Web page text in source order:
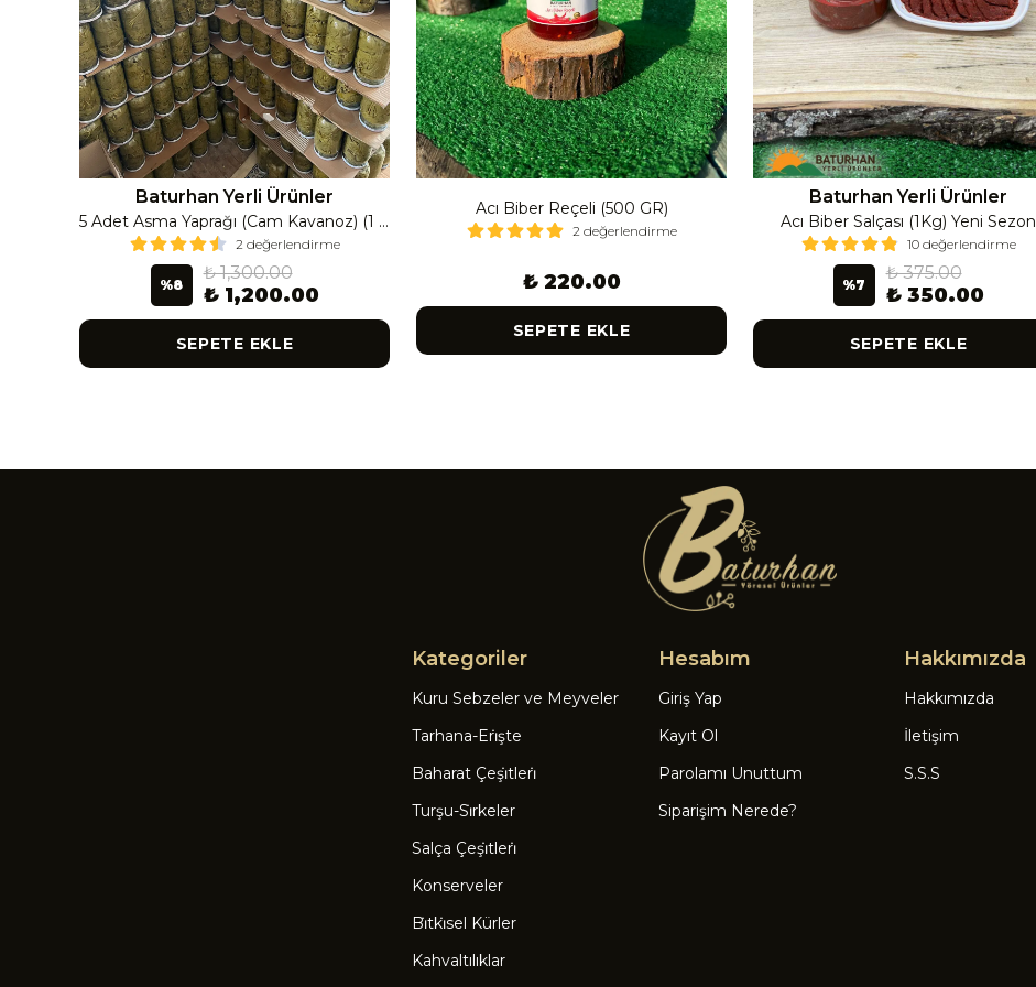
Baturhan Yerli Ürünler
5 Adet Asma Yaprağı (Cam Kavanoz) (1 Lt Cam Kavanoz 350-400 Gr) 350 G
2 değerlendirme
%8
₺ 1,300.00
₺ 1,200.00
SEPETE EKLE
Acı Biber Reçeli (500 GR)
2 değerlendirme
₺ 220.00
SEPETE EKLE
Baturhan Yerli Ürünler
Acı Biber Salçası (1Kg) Yeni Sezon
10 değerlendirme
%7
₺ 375.00
₺ 350.00
SEPETE EKLE
Kategoriler
Kuru Sebzeler ve Meyveler
Tarhana-Eri̇şte
Baharat Çeşi̇tleri̇
Turşu-Si̇rkeler
Salça Çeşi̇tleri̇
Konserveler
Bi̇tki̇sel Kürler
Kahvaltılıklar
Hesabım
Giriş Yap
Kayıt Ol
Parolamı Unuttum
Siparişim Nerede?
Hakkımızda
Hakkımızda
İletişim
S.S.S